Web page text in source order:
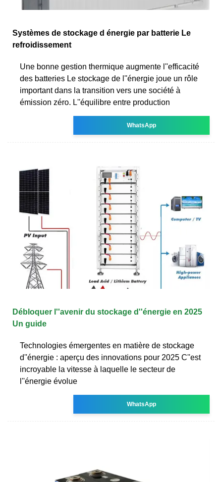
Systèmes de stockage d énergie par batterie Le
refroidissement
Une bonne gestion thermique augmente l''efficacité
des batteries Le stockage de l''énergie joue un rôle
important dans la transition vers une société à
émission zéro. L''équilibre entre production
WhatsApp
Débloquer l''avenir du stockage d''énergie en 2025
Un guide
Technologies émergentes en matière de stockage
d''énergie : aperçu des innovations pour 2025 C''est
incroyable la vitesse à laquelle le secteur de
l''énergie évolue
WhatsApp